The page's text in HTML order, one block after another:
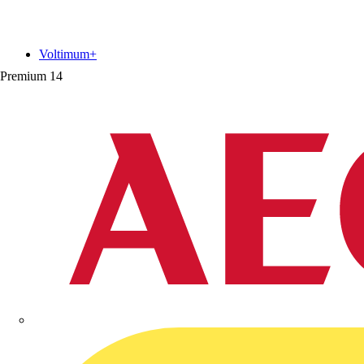
Premium 14
Voltimum+